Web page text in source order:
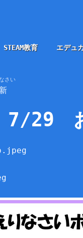
STEAM教育 エデュ
さい
7/29